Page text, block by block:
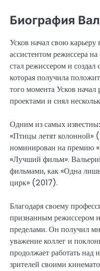
Биография
Усков начал свою карьеру
ассистентом режиссера
стал режиссером и
которая получила
того момента Усков
проектами и снял
Одним из самых
«Птицы летят
номинирован на премию
«Лучший фильм».
фильмами, как «Одна
цирк» (2017).
Благодаря своему
признанным режиссером
пределами. Он получил
уважение коллег и
продолжает работать над
зрителей своими